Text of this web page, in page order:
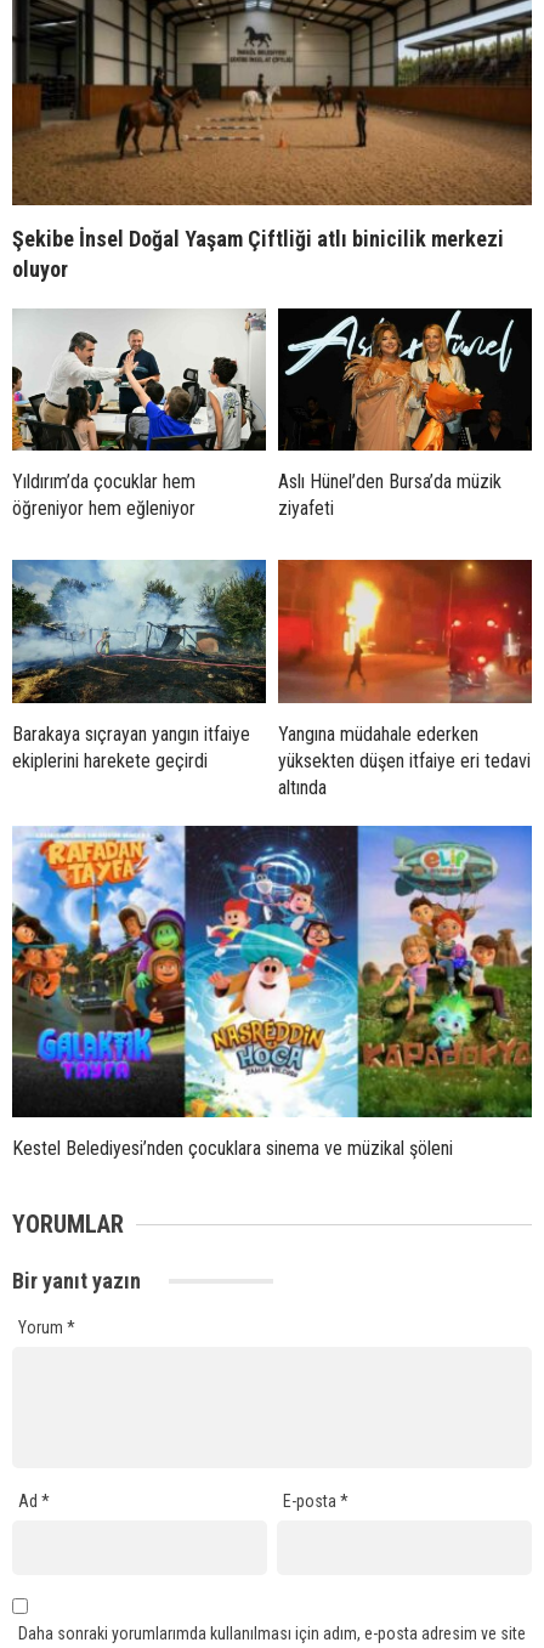
Şekibe İnsel Doğal Yaşam Çiftliği atlı binicilik merkezi
oluyor
Yıldırım’da çocuklar hem
öğreniyor hem eğleniyor
Aslı Hünel’den Bursa’da müzik
ziyafeti
Barakaya sıçrayan yangın itfaiye
ekiplerini harekete geçirdi
Yangına müdahale ederken
yüksekten düşen itfaiye eri tedavi
altında
Kestel Belediyesi’nden çocuklara sinema ve müzikal şöleni
YORUMLAR
Bir yanıt yazın
Yorum *
Ad * E-posta*
Daha sonraki yorumlarımda kullanılması için adım, e-posta adresim ve site